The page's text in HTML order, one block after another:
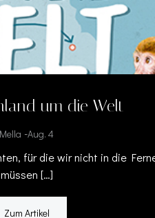
um die Welt
Mella -Aug. 4
für die wir nicht in die
müssen […]
Zum Artikel